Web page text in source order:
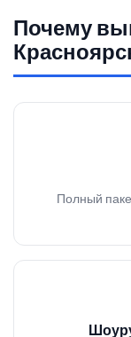
Почему
Полный